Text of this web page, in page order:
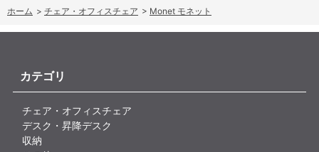
ホーム > チェア・オフィスチェア > Monet モネット
カテゴリ
チェア・オフィスチェア
デスク・昇降デスク
収納